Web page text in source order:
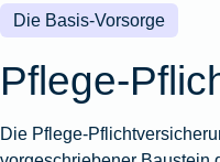
Produktübersicht
Zur
Die Basis-Vorsorge
Pflege-
Die Pflege-